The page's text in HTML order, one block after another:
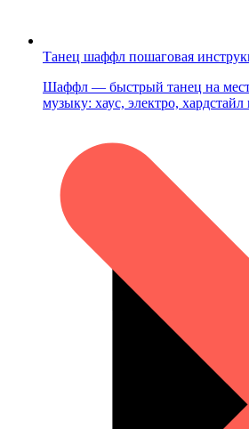
Танец шаффл пошаговая
Шаффл — быстрый танец на
музыку: хаус, электро,